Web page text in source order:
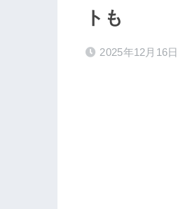
トも
2025年12月16日